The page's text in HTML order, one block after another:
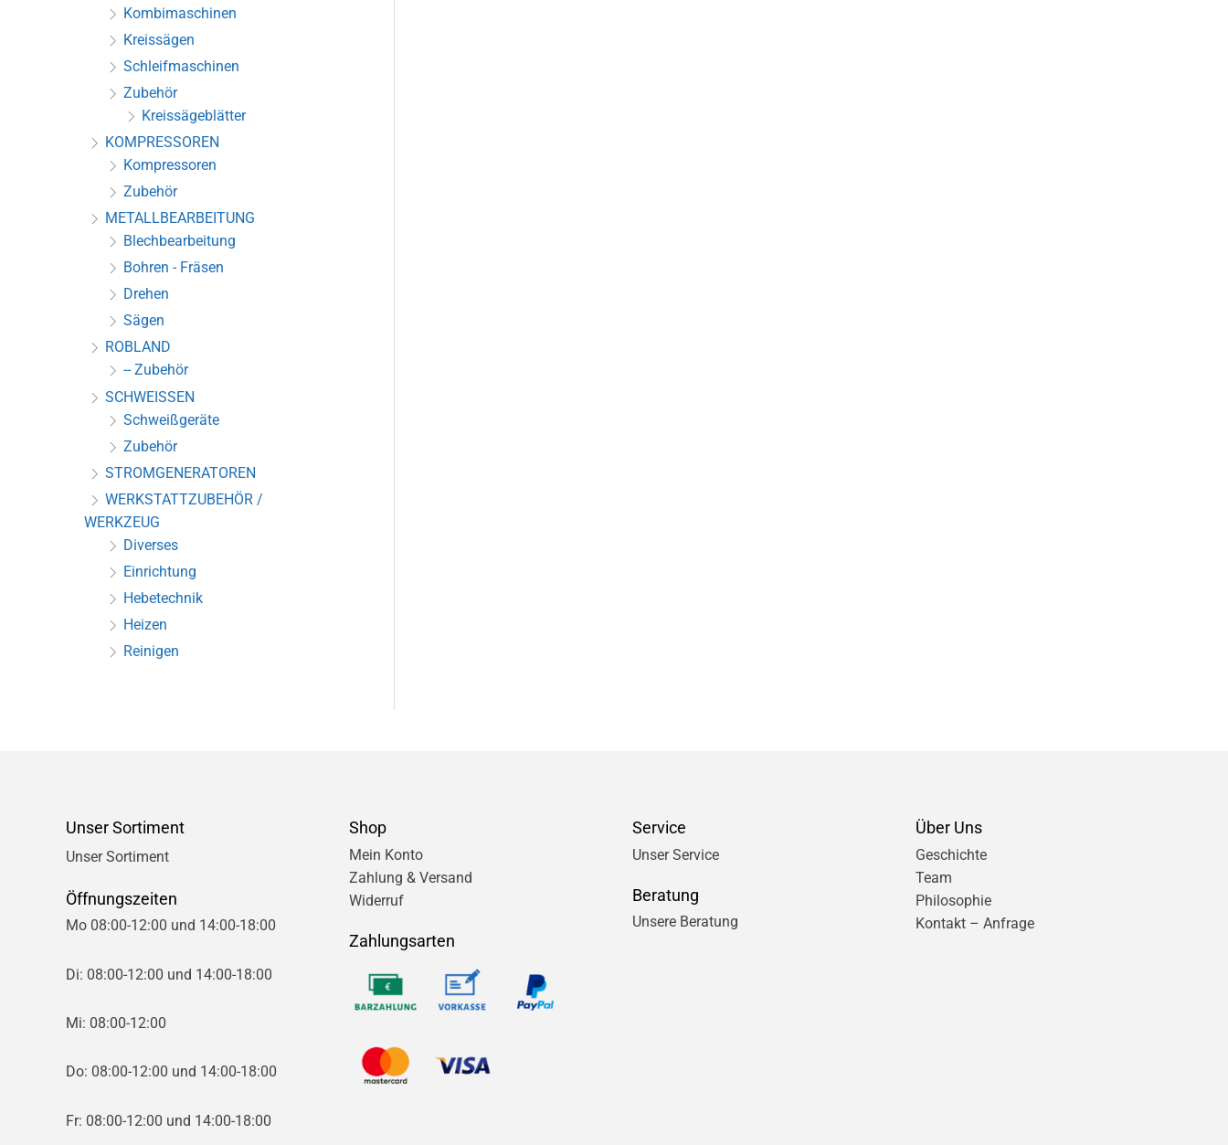
Kombimaschinen
Kreissägen
Schleifmaschinen
Zubehör
Kreissägeblätter
KOMPRESSOREN
Kompressoren
Zubehör
METALLBEARBEITUNG
Blechbearbeitung
Bohren - Fräsen
Drehen
Sägen
ROBLAND
-- Zubehör
SCHWEISSEN
Schweißgeräte
Zubehör
STROMGENERATOREN
WERKSTATTZUBEHÖR /
WERKZEUG
Diverses
Einrichtung
Hebetechnik
Heizen
Reinigen
Unser Sortiment
Unser Sortiment
Öffnungszeiten
Mo 08:00-12:00 und 14:00-18:00
Di: 08:00-12:00 und 14:00-18:00
Mi: 08:00-12:00
Do: 08:00-12:00 und 14:00-18:00
Fr: 08:00-12:00 und 14:00-18:00
Shop
Mein Konto
Zahlung & Versand
Widerruf
Zahlungsarten
Service
Unser Service
Beratung
Unsere Beratung
Über Uns
Geschichte
Team
Philosophie
Kontakt – Anfrage